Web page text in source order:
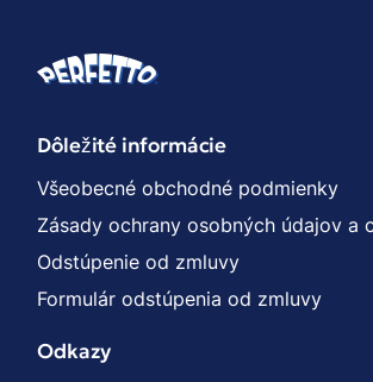
Dôležité informácie
Všeobecné obchodné podmienky
Zásady ochrany osobných údajov a
Odstúpenie od zmluvy
Formulár odstúpenia od zmluvy
Odkazy